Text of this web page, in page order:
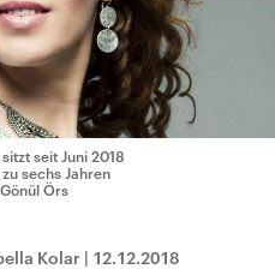
seit Juni 2018
sechs Jahren
Örs
Kolar | 12.12.2018